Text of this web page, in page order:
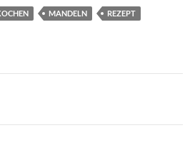
MANDELN
REZEPT